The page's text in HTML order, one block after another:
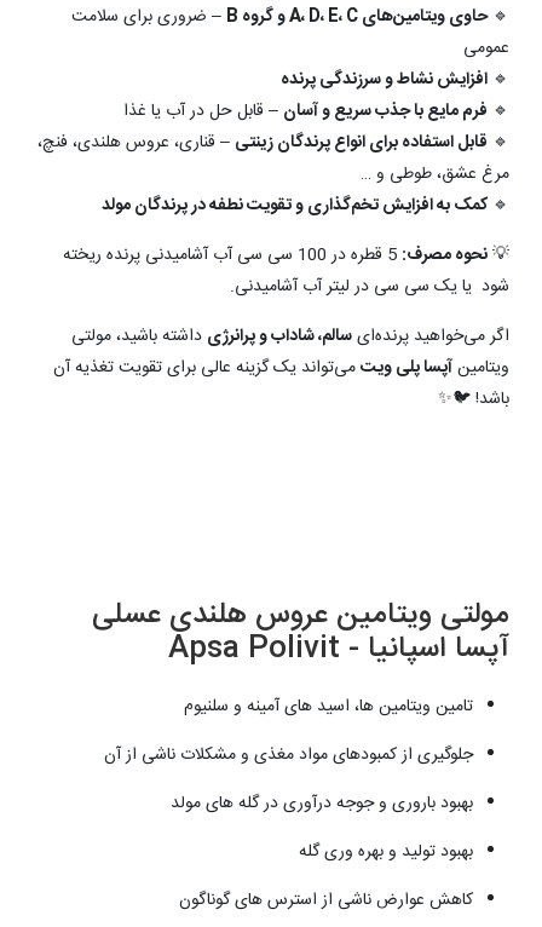
🔹حاوی ویتامین‌های A، D، E، C و گروه B
– ضروری برای سلامت
عمومی
🔹افزایش نشاط و سرزندگی پرنده
🔹 فرم مایع با جذب سریع و آسان – قابل حل در آب یا غذا
🔹 قابل استفاده برای انواع پرندگان زینتی – قناری، عروس هلندی، فنچ،
مرغ عشق، طوطی و …
🔹کمک به افزایش تخم‌گذاری و تقویت نطفه در پرندگان مولد
💡نحوه مصرف:
5 قطره در 100 سی سی آب آشامیدنی پرنده ریخته
شود یا یک سی سی در لیتر آب آشامیدنی.
اگر می‌خواهید پرنده‌ایسالم، شاداب و پرانرژی داشته باشید، مولتی
ویتامینآپسا پلی ویتمی‌تواند یک گزینه عالی برای تقویت تغذیه آن
باشد! 🐦✨
مولتی ویتامین عروس هلندی عسلی
آپسا اسپانیا - Apsa Polivit
تامین ویتامین ها، اسید های آمینه و سلنیوم
جلوگیری از کمبودهای مواد مغذی و مشکلات ناشی از آن
بهبود باروری و جوجه درآوری در گله های مولد
بهبود تولید و بهره وری گله
کاهش عوارض ناشی از استرس های گوناگون